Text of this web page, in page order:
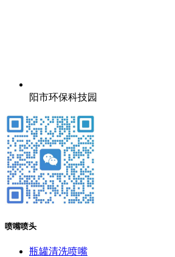
阳市环保科技园
喷嘴喷头
瓶罐清洗喷嘴